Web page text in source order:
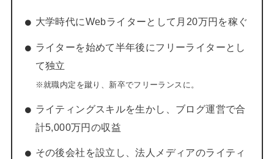
大学時代にWebライターとして月20万円を稼ぐ
ライターを始めて半年後にフリーライターとし
て独立
※就職内定を蹴り、新卒でフリーランスに。
ライティングスキルを生かし、ブログ運営で合
計5,000万円の収益
その後会社を設立し、法人メディアのライティ